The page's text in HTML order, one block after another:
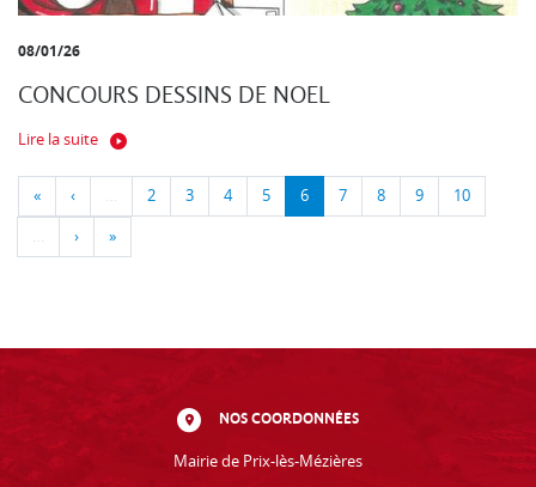
08/01/26
CONCOURS DESSINS DE NOEL
Lire la suite
« ‹ … 2 3 4 5 6 7 8 9 10
… › »
NOS COORDONNÉES
Mairie de Prix-lès-Mézières